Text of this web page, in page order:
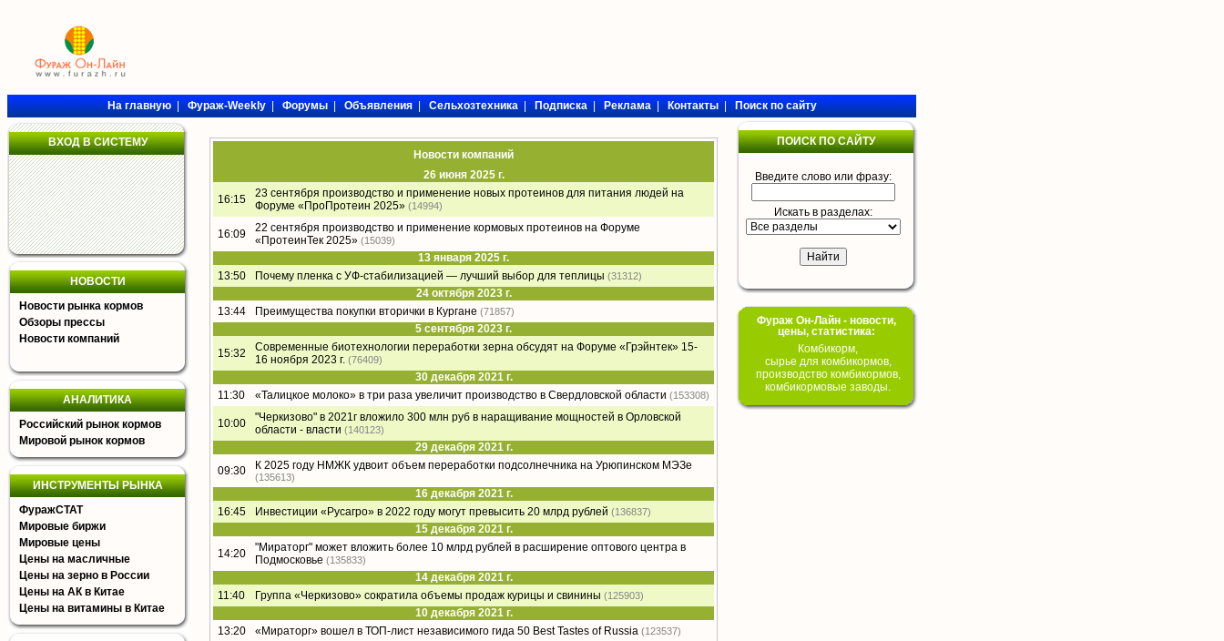
На главную|Фураж-Weekly|Форумы|Объявления|Сельхозтехника|Подписка|Реклама|Контакты|Поиск по сайту
ВХОД В СИСТЕМУ
НОВОСТИ
Новости рынка кормов
Обзоры прессы
Новости компаний
АНАЛИТИКА
Российский рынок кормов
Мировой рынок кормов
ИНСТРУМЕНТЫ РЫНКА
ФуражСТАТ
Мировые биржи
Мировые цены
Цены на масличные
Цены на зерно в России
Цены на АК в Китае
Цены на витамины в Китае
Новости компаний
26 июня 2025 г.
16:15
23 сентября производство и применение новых протеинов для питания людей на
Форуме «ПроПротеин 2025» (14994)
16:09
22 сентября производство и применение кормовых протеинов на Форуме
«ПротеинТек 2025» (15039)
13 января 2025 г.
13:50
Почему пленка с УФ-стабилизацией — лучший выбор для теплицы (31312)
24 октября 2023 г.
13:44
Преимущества покупки вторички в Кургане (71857)
5 сентября 2023 г.
15:32
Современные биотехнологии переработки зерна обсудят на Форуме «Грэйнтек» 15-
16 ноября 2023 г. (76409)
30 декабря 2021 г.
11:30
«Талицкое молоко» в три раза увеличит производство в Свердловской области (153308)
10:00
"Черкизово" в 2021г вложило 300 млн руб в наращивание мощностей в Орловской
области - власти (140123)
29 декабря 2021 г.
09:30
К 2025 году НМЖК удвоит объем переработки подсолнечника на Урюпинском МЭЗе
(135613)
16 декабря 2021 г.
16:45
Инвестиции «Русагро» в 2022 году могут превысить 20 млрд рублей (136837)
15 декабря 2021 г.
14:20
"Мираторг" может вложить более 10 млрд рублей в расширение оптового центра в
Подмосковье (135833)
14 декабря 2021 г.
11:40
Группа «Черкизово» сократила объемы продаж курицы и свинины (125903)
10 декабря 2021 г.
13:20
«Мираторг» вошел в ТОП-лист независимого гида 50 Best Tastes of Russia (123537)
ПОИСК ПО САЙТУ
Введите слово или фразу:
Искать в разделах:
Фураж Он-Лайн - новости,
цены, статистика:
Комбикорм,
сырье для комбикормов,
производство комбикормов,
комбикормовые заводы.